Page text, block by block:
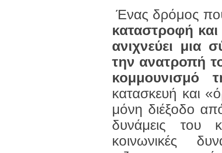
Ένας δρόμος
καταστροφή
ανιχνεύει μια
την ανατροπή
κομμουνισμό
κατασκευή και
μόνη διέξοδο
δυνάμεις του
κοινωνικές